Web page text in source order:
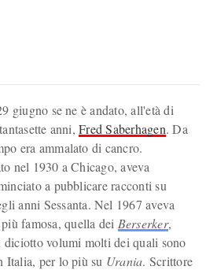
giugno se ne è andato, all'età di
anni,Fred Saberhagen. Da
era ammalato di cancro.
nel 1930 a Chicago, aveva
a pubblicare racconti su
anni Sessanta. Nel 1967 aveva
famosa, quella dei Berserker,
diciotto volumi molti dei quali sono
Italia, per lo più su Urania. Scrittore